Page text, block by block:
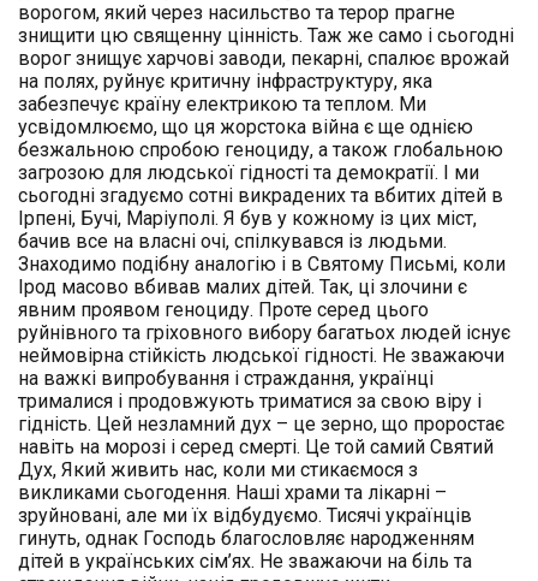
ворогом, який через насильство та терор прагне
знищити цю священну цінність. Таж же само і сьогодні
ворог знищує харчові заводи, пекарні, спалює врожай
на полях, руйнує критичну інфраструктуру, яка
забезпечує країну електрикою та теплом. Ми
усвідомлюємо, що ця жорстока війна є ще однією
безжальною спробою геноциду, а також глобальною
загрозою для людської гідності та демократії. І ми
сьогодні згадуємо сотні викрадених та вбитих дітей в
Ірпені, Бучі, Маріуполі. Я був у кожному із цих міст,
бачив все на власні очі, спілкувався із людьми.
Знаходимо подібну аналогію і в Святому Письмі, коли
Ірод масово вбивав малих дітей. Так, ці злочини є
явним проявом геноциду. Проте серед цього
руйнівного та гріховного вибору багатьох людей існує
неймовірна стійкість людської гідності. Не зважаючи
на важкі випробування і страждання, українці
трималися і продовжують триматися за свою віру і
гідність. Цей незламний дух – це зерно, що проростає
навіть на морозі і серед смерті. Це той самий Святий
Дух, Який живить нас, коли ми стикаємося з
викликами сьогодення. Наші храми та лікарні –
зруйновані, але ми їх відбудуємо. Тисячі українців
гинуть, однак Господь благословляє народженням
дітей в українських сім’ях. Не зважаючи на біль та